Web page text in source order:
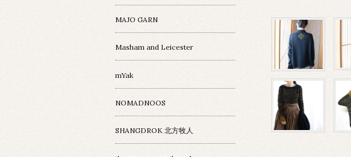
MAJO GARN
Masham and Leicester
mYak
NOMADNOOS
SHANGDROK 北方牧人